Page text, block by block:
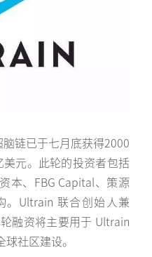
链已于七月底获得2000
元。此轮的投资者包括
本、FBG Capital、策源
。Ultrain 联合创始人兼
融资将主要用于 Ultrain
社区建设。